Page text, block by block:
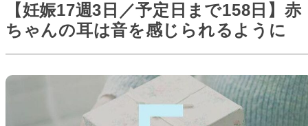
【妊娠17週3日／予定日まで158日】赤
ちゃんの耳は音を感じられるように